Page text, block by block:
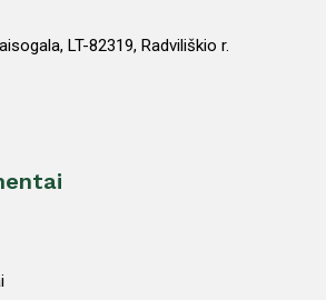
LT-82319, Radviliškio r.